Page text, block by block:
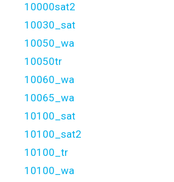
10000sat2
10030_sat
10050_wa
10050tr
10060_wa
10065_wa
10100_sat
10100_sat2
10100_tr
10100_wa